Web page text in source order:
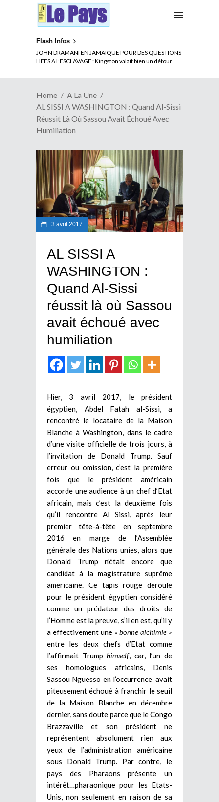
Flash Infos
JOHN DRAMANI EN JAMAIQUE POUR DES QUESTIONS
LIEES A L’ESCLAVAGE : Kingston valait bien un détour
ELECTION DE TALON A LA TETE DU SENAT BENINOIS :
Quand Patrice quitte le pouvoir sans partir !
Home
A La Une
AL SISSI A WASHINGTON : Quand Al-Sissi
Réussit Là Où Sassou Avait Échoué Avec
Humiliation
3 avril 2017
AL SISSI A
WASHINGTON :
Quand Al-Sissi
réussit là où Sassou
avait échoué avec
humiliation
Hier, 3 avril 2017, le président
égyptien, Abdel Fatah al-Sissi, a
rencontré le locataire de la Maison
Blanche à Washington, dans le cadre
d’une visite officielle de trois jours, à
l’invitation de Donald Trump. Sauf
erreur ou omission, c’est la première
fois que le président américain
accorde une audience à un chef d’Etat
africain, mais c’est la deuxième fois
qu’il rencontre Al Sissi, après leur
premier tête-à-tête en septembre
2016 en marge de l’Assemblée
générale des Nations unies, alors que
Donald Trump n’était encore que
candidat à la magistrature suprême
américaine. Ce tapis rouge déroulé
pour le président égyptien considéré
comme un prédateur des droits de
l’Homme est la preuve, s’il en est, qu’il y
a effectivement une « bonne alchimie »
entre les deux chefs d’Etat comme
l’affirmait Trumphimself, car, l’un de
ses homologues africains, Denis
Sassou Nguesso en l’occurrence, avait
piteusement échoué à franchir le seuil
de la Maison Blanche en décembre
dernier, sans doute parce que le Congo
Brazzaville et son président ne
représentent absolument rien aux
yeux de l’administration américaine
sous Donald Trump. Par contre, le
pays des Pharaons présente un
intérêt…pharaonique pour les Etats-
Unis, non seulement en raison de sa